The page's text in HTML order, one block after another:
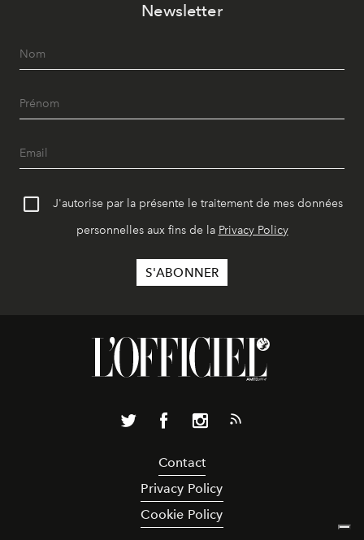
Newsletter
J'autorise par la présente le traitement de mes données
personnelles aux fins de la Privacy Policy
Contact
Privacy Policy
Cookie Policy